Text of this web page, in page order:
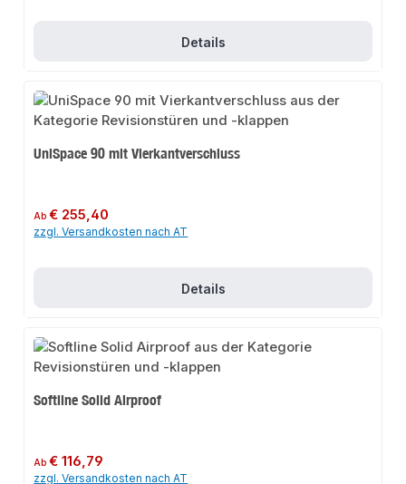
Details
UniSpace 90 mit Vierkantverschluss
Regulärer Preis:
Ab€ 255,40
zzgl. Versandkosten nach AT
Details
Softline Solid Airproof
Regulärer Preis:
Ab€ 116,79
zzgl. Versandkosten nach AT